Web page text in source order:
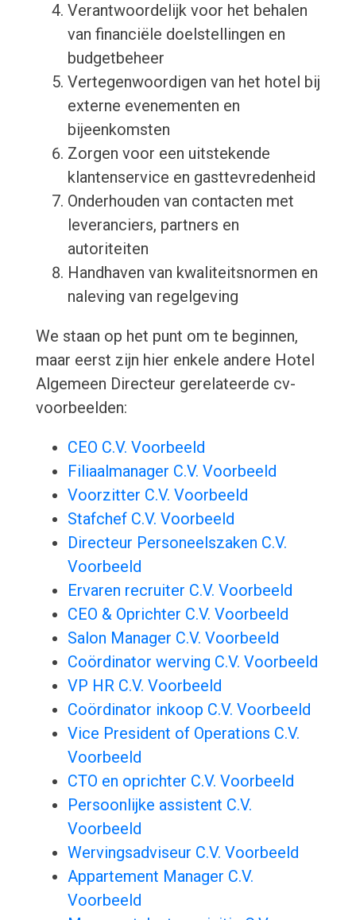
Verantwoordelijk voor het behalen
van financiële doelstellingen en
budgetbeheer
Vertegenwoordigen van het hotel bij
externe evenementen en
bijeenkomsten
Zorgen voor een uitstekende
klantenservice en gasttevredenheid
Onderhouden van contacten met
leveranciers, partners en
autoriteiten
Handhaven van kwaliteitsnormen en
naleving van regelgeving
We staan op het punt om te beginnen,
maar eerst zijn hier enkele andere Hotel
Algemeen Directeur gerelateerde cv-
voorbeelden:
CEO C.V. Voorbeeld
Filiaalmanager C.V. Voorbeeld
Voorzitter C.V. Voorbeeld
Stafchef C.V. Voorbeeld
Directeur Personeelszaken C.V.
Voorbeeld
Ervaren recruiter C.V. Voorbeeld
CEO & Oprichter C.V. Voorbeeld
Salon Manager C.V. Voorbeeld
Coördinator werving C.V. Voorbeeld
VP HR C.V. Voorbeeld
Coördinator inkoop C.V. Voorbeeld
Vice President of Operations C.V.
Voorbeeld
CTO en oprichter C.V. Voorbeeld
Persoonlijke assistent C.V.
Voorbeeld
Wervingsadviseur C.V. Voorbeeld
Appartement Manager C.V.
Voorbeeld